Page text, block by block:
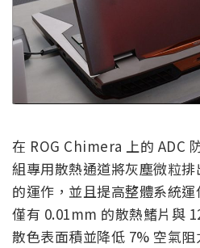
在 ROG Chimera 上的 ADC
組專用散熱通道將灰塵微粒
的運作，並且提高整體系統
僅有 0.01mm 的散熱鰭片與
散色表面積並降低 7% 空氣